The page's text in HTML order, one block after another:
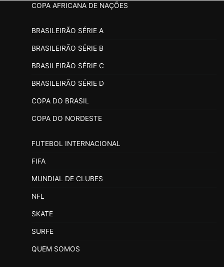
COPA AFRICANA DE NAÇÕES
BRASILEIRÃO SÉRIE A
BRASILEIRÃO SÉRIE B
BRASILEIRÃO SÉRIE C
BRASILEIRÃO SÉRIE D
COPA DO BRASIL
COPA DO NORDESTE
FUTEBOL INTERNACIONAL
FIFA
MUNDIAL DE CLUBES
NFL
SKATE
SURFE
QUEM SOMOS